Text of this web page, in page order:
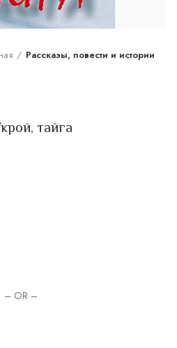
Рассказы, повести и истории
тайга
– OR –